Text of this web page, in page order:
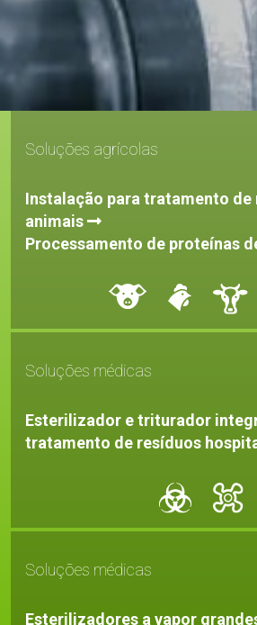
Soluções agrícolas
Instalação para tratamento de
animais
Processamento de proteínas
Soluções médicas
Esterilizador e triturador
tratamento de resíduos
Soluções médicas
Esterilizadores a vapor